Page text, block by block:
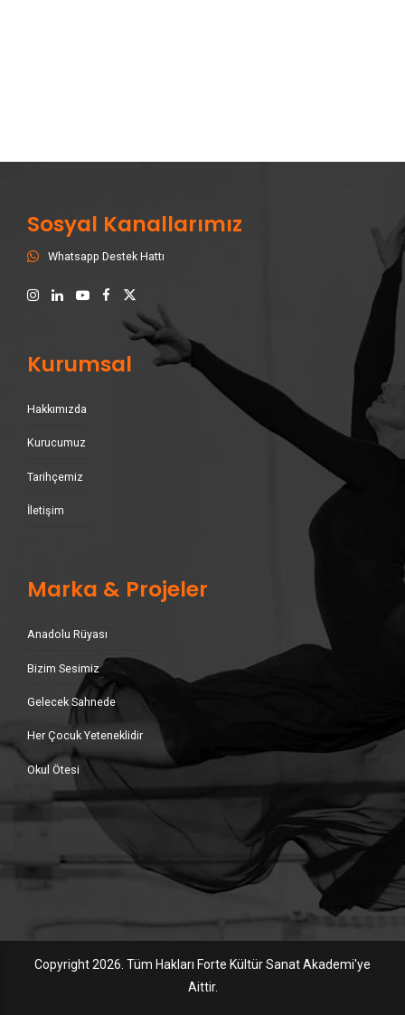
Sosyal Kanallarımız
Whatsapp Destek Hattı
Kurumsal
Hakkımızda
Kurucumuz
Tarihçemiz
İletişim
Marka & Projeler
Anadolu Rüyası
Bizim Sesimiz
Gelecek Sahnede
Her Çocuk Yeteneklidir
Okul Ötesi
Copyright 2026. Tüm Hakları Forte Kültür Sanat Akademi'ye
Aittir.